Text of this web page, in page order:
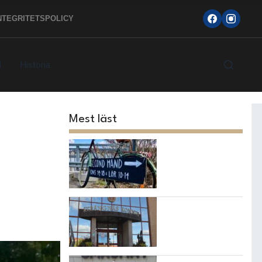
Historia
Mest läst